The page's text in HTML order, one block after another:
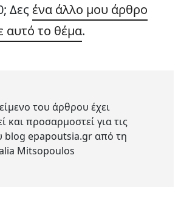
Δες ένα άλλο μου άρθρο
αυτό το θέμα.
του άρθρου έχει
και προσαρμοστεί για τις
blog epapoutsia.gr από τη
Mitsopoulos